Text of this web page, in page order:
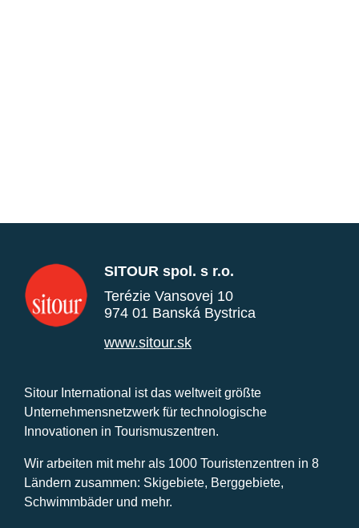
SITOUR spol. s r.o.
Terézie Vansovej 10
974 01 Banská Bystrica
www.sitour.sk
Sitour International ist das weltweit größte
Unternehmensnetzwerk für technologische
Innovationen in Tourismuszentren.
Wir arbeiten mit mehr als 1000 Touristenzentren in 8
Ländern zusammen: Skigebiete, Berggebiete,
Schwimmbäder und mehr.